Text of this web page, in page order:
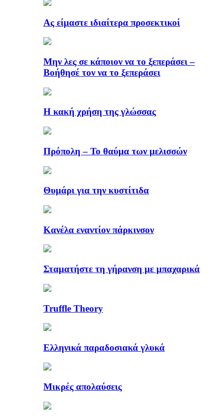
Ας είμαστε ιδιαίτερα προσεκτικοί
Μην λες σε κάποιον να το ξεπεράσει –
Βοήθησέ τον να το ξεπεράσει
Η κακή χρήση της γλώσσας
Πρόπολη – Το θαύμα των μελισσών
Θυμάρι για την κυστίτιδα
Κανέλα εναντίον πάρκινσον
Σταματήστε τη γήρανση με μπαχαρικά
Truffle Theory
Ελληνικά παραδοσιακά γλυκά
Μικρές απολαύσεις